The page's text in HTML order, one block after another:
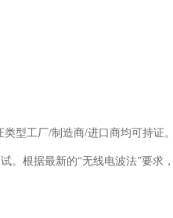
型工厂/制造商/进口商均可持证。
。根据最新的“无线电波法”要